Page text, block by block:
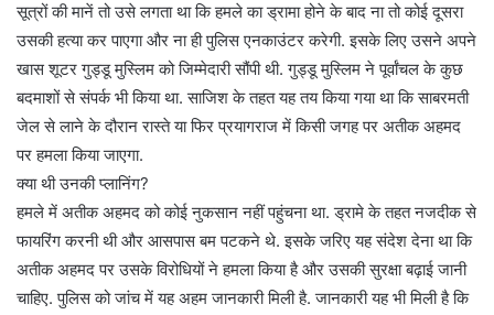
सूत्रों की मानें तो उसे लगता था कि हमले का ड्रामा होने के बाद ना तो कोई दूसरा
उसकी हत्या कर पाएगा और ना ही पुलिस एनकाउंटर करेगी. इसके लिए उसने अपने
खास शूटर गुड्डू मुस्लिम को जिम्मेदारी सौंपी थी. गुड्डू मुस्लिम ने पूर्वांचल के कुछ
बदमाशों से संपर्क भी किया था. साजिश के तहत यह तय किया गया था कि साबरमती
जेल से लाने के दौरान रास्ते या फिर प्रयागराज में किसी जगह पर अतीक अहमद
पर हमला किया जाएगा.
क्या थी उनकी प्लानिंग?
हमले में अतीक अहमद को कोई नुकसान नहीं पहुंचना था. ड्रामे के तहत नजदीक से
फायरिंग करनी थी और आसपास बम पटकने थे. इसके जरिए यह संदेश देना था कि
अतीक अहमद पर उसके विरोधियों ने हमला किया है और उसकी सुरक्षा बढ़ाई जानी
चाहिए. पुलिस को जांच में यह अहम जानकारी मिली है. जानकारी यह भी मिली है कि